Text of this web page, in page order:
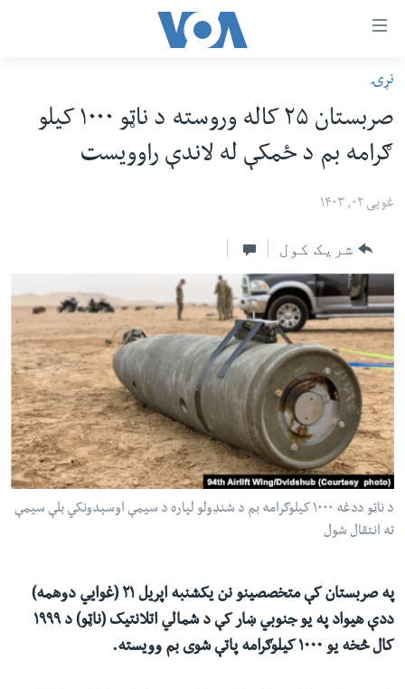
رسي
وړ
اتصالات
متن
شئ
عمومي
لارښود
ته
لاړ
شئ
لټون
ځای
لاړ
افغانستان
سیمه
امریکا
ښځې او نجونې
ځوانان
د بیان ازادي
روغتیا
سرمقاله
له مونږ سره په تماس کې پاتې شئ
ژبې
نړۍ
صربستان ۲۵ کاله وروسته د ناټو ۱۰۰۰ کیلو
ګرامه بم د ځمکې له لاندې راوویست
غویی ۰۲, ۱۴۰۳
شریک کول
د ناټو ددغه ۱۰۰۰ کیلوګرامه بم د شنډولو لپاره د سیمې اوسېدونکي بلې سیمې
ته انتقال شول
په صربستان کې متخصصینو نن یکشنبه اپریل ۲۱ (غوایي دوهمه)
ددې هیواد په یو جنوبي ښار کې د شمالي اتلانتیک (ناټو) د ۱۹۹۹
کال څخه یو ۱۰۰۰ کیلوګرامه پاتې شوی بم وویسته.